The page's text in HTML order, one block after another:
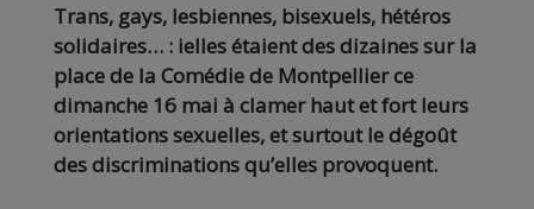
Trans, gays, lesbiennes, bisexuels, hétéros
solidaires… : ielles étaient des dizaines sur la
place de la Comédie de Montpellier ce
dimanche 16 mai à clamer haut et fort leurs
orientations sexuelles, et surtout le dégoût
des discriminations qu’elles provoquent.